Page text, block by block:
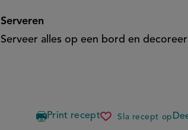
Serveren
Serveer alles op een bord en
Print recept Sla recept op